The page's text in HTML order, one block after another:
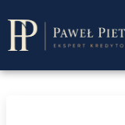
do
treści